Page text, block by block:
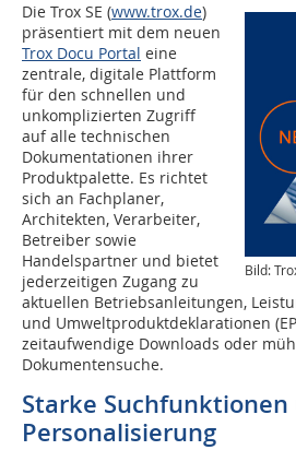
Bild:
Die Trox SE (www.trox.de)
präsentiert mit dem neuen
Trox Docu Portal eine
zentrale, digitale Plattform
für den schnellen und
unkomplizierten Zugriff
auf alle technischen
Dokumentationen ihrer
Produktpalette. Es richtet
sich an Fachplaner,
Architekten, Verarbeiter,
Betreiber sowie
Handelspartner und bietet
jederzeitigen Zugang zu
aktuellen Betriebsanleitungen,
und Umweltproduktdeklarationen
zeitaufwendige Downloads oder
Dokumentensuche.
Starke Suchfunktionen
Personalisierung